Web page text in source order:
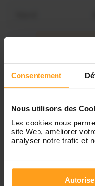
Consentement
Nous utilisons des
Les cookies nous
site Web, améliorer
analyser notre trafic et
Jeudi
Vendredi
Samedi
Dimanche